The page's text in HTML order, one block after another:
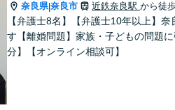
奈良県|奈良市 近鉄奈良駅 から徒
【弁護士8名】【弁護士10年以上】
す【離婚問題】家族・子どもの問題
分】【オンライン相談可】